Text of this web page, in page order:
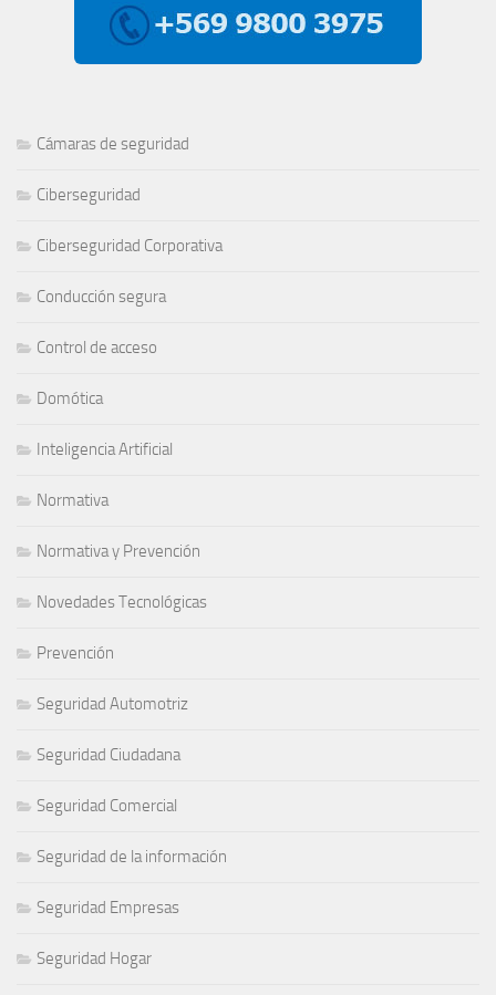
Cámaras de seguridad
Ciberseguridad
Ciberseguridad Corporativa
Conducción segura
Control de acceso
Domótica
Inteligencia Artificial
Normativa
Normativa y Prevención
Novedades Tecnológicas
Prevención
Seguridad Automotriz
Seguridad Ciudadana
Seguridad Comercial
Seguridad de la información
Seguridad Empresas
Seguridad Hogar